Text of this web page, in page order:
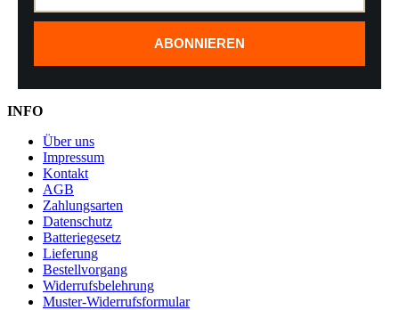
ABONNIEREN
INFO
Über uns
Impressum
Kontakt
AGB
Zahlungsarten
Datenschutz
Batteriegesetz
Lieferung
Bestellvorgang
Widerrufsbelehrung
Muster-Widerrufsformular